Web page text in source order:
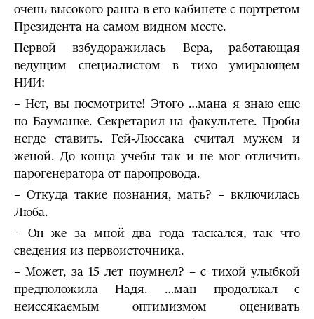
очень высокого ранга в его кабинете с портретом
Президента на самом видном месте.
Первой взбудоражилась Вера, работающая
ведущим специалистом в тихо умирающем
НИИ:
– Нет, вы посмотрите! Этого …мана я знаю еще
по Бауманке. Секретарил на факультете. Пробы
негде ставить. Гей-Люссака считал мужем и
женой. До конца учебы так и не мог отличить
парогенератора от паропровода.
– Откуда такие познания, мать? – включилась
Люба.
– Он же за мной два года таскался, так что
сведения из перво­источника.
– Может, за 15 лет поумнел? – с тихой улыбкой
предположила Надя. …ман продолжал с
неиссякаемым оптимизмом оценивать